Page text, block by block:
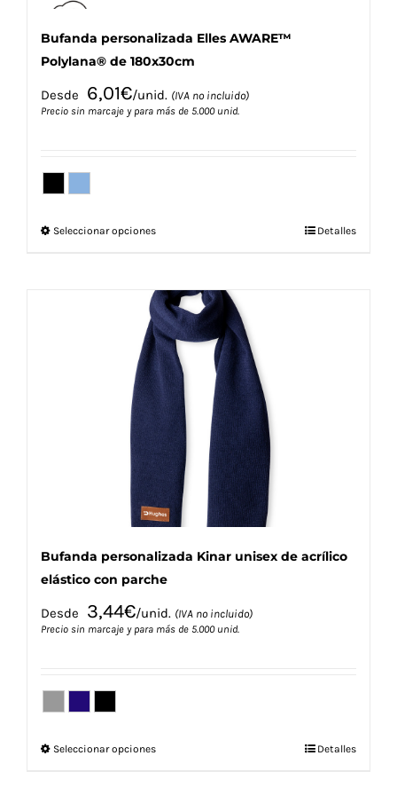
Bufanda personalizada Elles AWARE™
Polylana® de 180x30cm
Desde 6,01€/unid. (IVA no incluido)
Precio sin marcaje y para más de 5.000 unid.
Seleccionar opcionesEste
múltiples
variantes.
Las
opciones
pueden
elegir
en
la
página
de
producto
Detalles
Bufanda personalizada Kinar unisex de acrílico
elástico con parche
Desde 3,44€/unid. (IVA no incluido)
Precio sin marcaje y para más de 5.000 unid.
Seleccionar opcionesEste
Detalles